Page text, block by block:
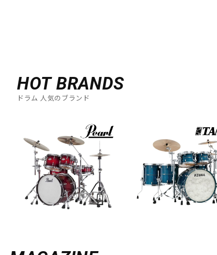
HOT BRANDS
ドラム 人気のブランド